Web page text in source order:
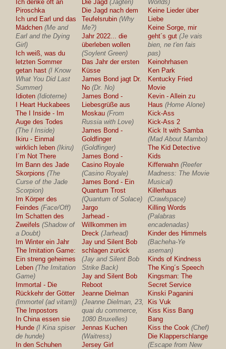
Ich denke oft an
Piroschka
Ich und Earl und das
Mädchen (Me and
Earl and the Dying
Girl)
Ich weiß, was du
letzten Sommer
getan hast (I Know
What You Did Last
Summer)
Idioten (Idioterne)
I Heart Huckabees
The I Inside - Im
Auge des Todes
(The I Inside)
Ikiru - Einmal
wirklich leben (Ikiru)
I´m Not There
Im Bann des Jade
Skorpions (The
Curse of the Jade
Scorpion)
Im Körper des
Feindes (Face/Off)
Im Schatten des
Zweifels (Shadow of
a Doubt)
Im Winter ein Jahr
The Imitation Game:
Ein streng geheimes
Leben (The Imitation
Game)
Immortal - Die
Rückkehr der Götter
(Immortel (ad vitam))
The Impostors
In China essen sie
Hunde (I Kina spiser
de hunde)
In den Schuhen
Die Jagd (Jagten)
Die Jagd nach dem
Teufelsrubin (Why
Me?)
Jahr 2022... die
überleben wollen
(Soylent Green)
Das Jahr der ersten
Küsse
James Bond jagt Dr.
No (Dr. No)
James Bond -
Liebesgrüße aus
Moskau (From
Russia with Love)
James Bond -
Goldfinger
(Goldfinger)
James Bond -
Casino Royale
(Casino Royale)
James Bond - Ein
Quantum Trost
(Quantum of Solace)
Jargo
Jarhead -
Willkommen im
Dreck (Jarhead)
Jay und Silent Bob
schlagen zurück
(Jay and Silent Bob
Strike Back)
Jay and Silent Bob
Reboot
Jeanne Dielman
(Jeanne Dielman, 23,
quai du commerce,
1080 Bruxelles)
Jennas Kuchen
(Waitress)
Jersey Girl
Worlds)
Keine Lieder über
Liebe
Keine Sorge, mir
geht´s gut (Je vais
bien, ne t'en fais
pas)
Keinohrhasen
Ken Park
Kentucky Fried
Movie
Kevin - Allein zu
Haus (Home Alone)
Kick-Ass
Kick-Ass 2
Kick It with Samba
(Mad About Mambo)
The Kid Detective
Kids
Kifferwahn (Reefer
Madness: The Movie
Musical)
Killerhaus
(Crawlspace)
Killing Words
(Palabras
encadenadas)
Kinder des Himmels
(Bacheha-Ye
aseman)
Kinds of Kindness
The King´s Speech
Kingsman: The
Secret Service
Kinski Paganini
Kis Vuk
Kiss Kiss Bang
Bang
Kiss the Cook (Chef)
Die Klapperschlange
(Escape from New